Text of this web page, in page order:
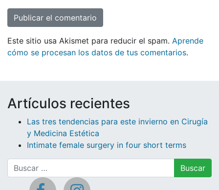
Este sitio usa Akismet para reducir el spam. Aprende
cómo se procesan los datos de tus comentarios.
Artículos recientes
Las tres tendencias para este invierno en Cirugía
y Medicina Estética
Intimate female surgery in four short terms
Buscar: